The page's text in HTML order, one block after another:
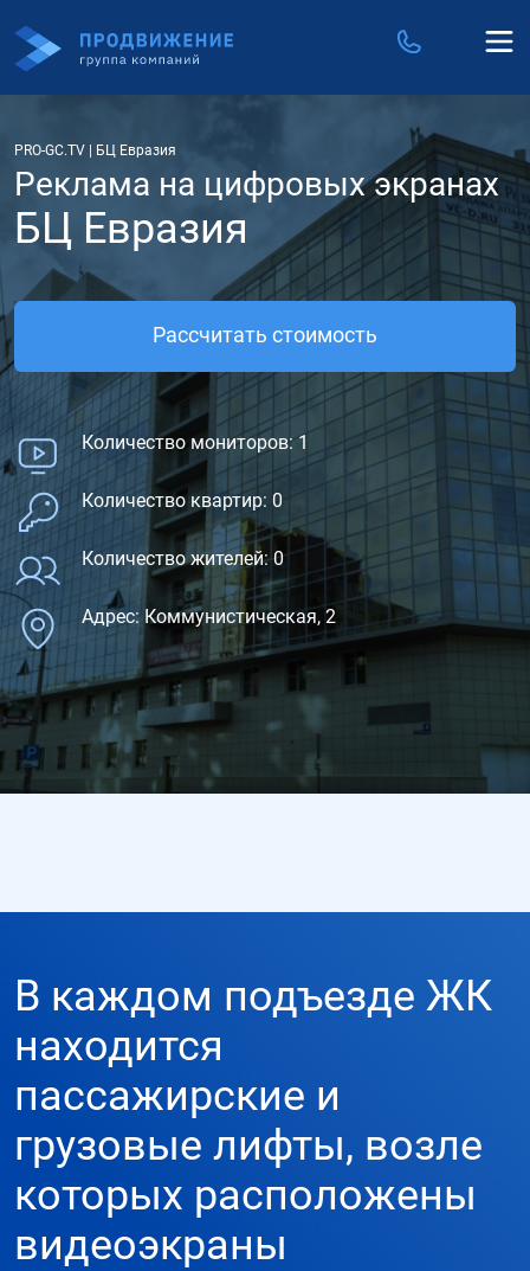
PRO-GC.TV БЦ Евразия
Реклама на цифровых экранах
БЦ Евразия
Рассчитать стоимость
Количество мониторов: 1
Количество квартир: 0
Количество жителей: 0
Адрес: Коммунистическая, 2
В каждом подъезде ЖК
находится
пассажирские и
грузовые лифты, возле
которых расположены
видеоэкраны